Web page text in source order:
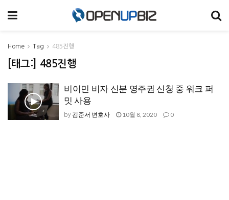
Home Tag 485진행
[태그:] 485진행
비이민 비자 신분 영주권 신청 중 워크 퍼
밋 사용
by 김준서 변호사 10월 8, 2020 0